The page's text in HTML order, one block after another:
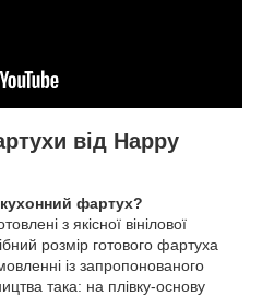
від Happy
фартух?
з якісної вінілової
розмір готового фартуха
із запропонованого
така: на плівку-основу